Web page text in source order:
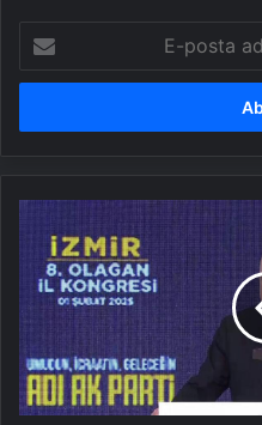
posta
adresinizi
DAKİKA...
Cumhurbaşkanı
Erdoğan:
CHP'nin
en
ufak
faydası